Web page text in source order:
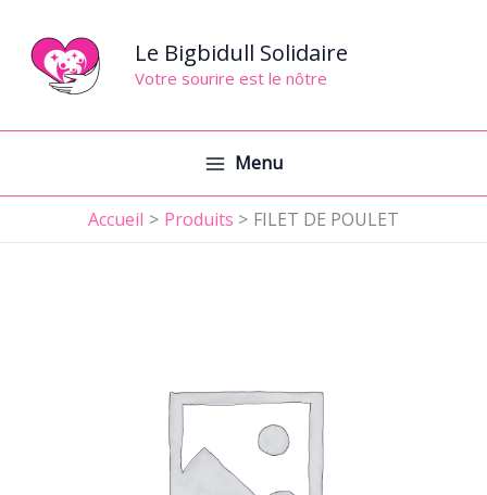
contenu
Le Bigbidull Solidaire
Votre sourire est le nôtre
Menu
Accueil Produits FILET DE POULET